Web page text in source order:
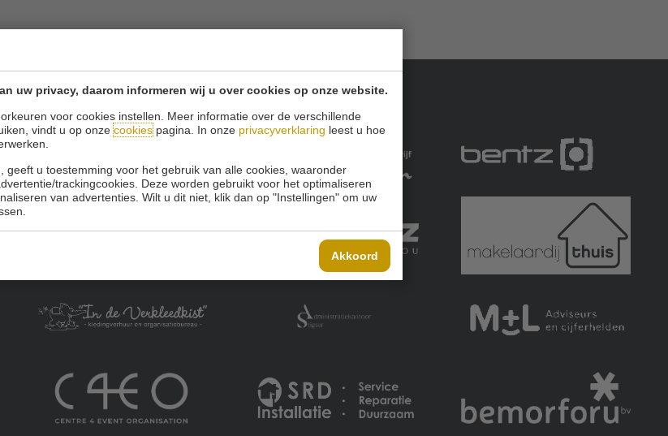
uw privacy, daarom informeren wij u over cookies op onze website.
voor cookies instellen. Meer informatie over de verschillende
vindt u op onzecookiespagina. In onze privacyverklaring leest u hoe
geeft u toestemming voor het gebruik van alle cookies, waaronder
trackingcookies. Deze worden gebruikt voor het optimaliseren
van advertenties. Wilt u dit niet, klik dan op "Instellingen" om uw
Akkoord